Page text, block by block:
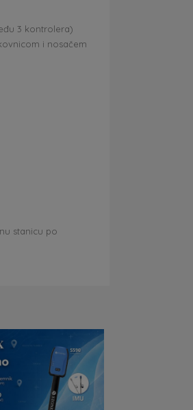
3 kontrolera)
i nosačem
stanicu po